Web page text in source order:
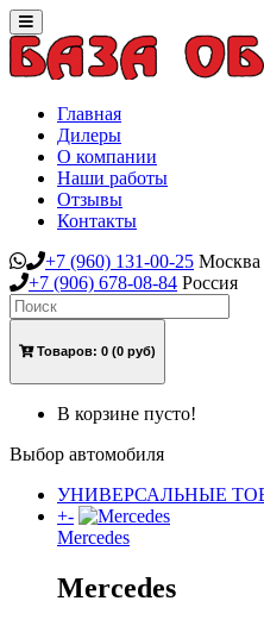
Toggle
navigation
Главная
Дилеры
О компании
Наши работы
Отзывы
Контакты
+7 (960) 131-00-25 Москва
+7 (906) 678-08-84 Россия
Товаров: 0 (0 руб)
В корзине пусто!
Выбор автомобиля
УНИВЕРСАЛЬНЫЕ
+-
Mercedes
Mercedes